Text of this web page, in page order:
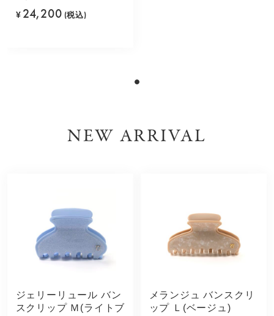
¥ 24,200 (税込)
NEW ARRIVAL
ジェリーリュール バン
スクリップ Ｍ(ライトブ
メランジュ バンスクリ
ップ Ｌ(ベージュ)